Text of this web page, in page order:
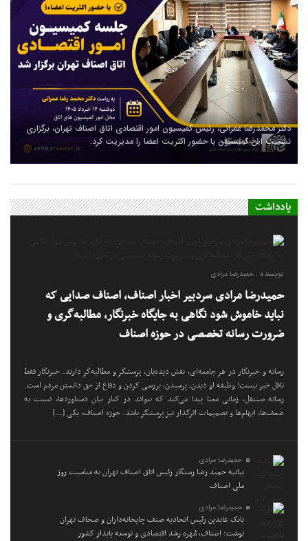
دکتر محمدرضا عمرانی، رئیس کمیسیون امور اقتصادی اتاق اصناف تهران، برگزاری
نشست این کمیسیون با حضور اکثریت اعضا را مدیریت کرد.
ثبت قیمت کالا و خدمات در سامانه ۱۲۴ الزامی است؛ عدم ثبت، پس از ۱۵ روز
تخلف محسوب می‌شود
یادداشت
نویسنده : حمیدرضا مرادی
حمیدرضا مرادی سردبیر اخبار اصناف، اصناف صدایی که
نباید خاموش شود نگاهی به جایگاه خبرنگار، مطالبه‌گری و
ضرورت رسانه تخصصی در حوزه اصناف
رسانه و خبرنگار در هر جامعه‌ای، نقش دیده‌بان، پرسشگر و مطالبه‌گر دارند. خبرنگار فقط
ناقل خبر نیست؛ وظیفه او دیدن، پرسیدن، بررسی کردن و دفاع از حق دانستن مردم است.
رسانه مستقل، زمانی معنا پیدا می‌کند که بتواند در کنار بیان دستاوردها، نسبت به
ضعف‌ها، ابهام‌ها و تصمیمات اثرگذار نیز پرسشگر باشد. حوزه اصناف، یکی […]
حمیدرضا مرادی
بیانیه حمید رضا رستگار رئیس اتاق اصناف تهران به مناسبت روز
ملی اصناف
حمیدرضا مرادی
بابک عابدین رئیس اتحادیه صنف چاپخانه‌داران و صحاف تهران
نوشت: اصناف، مُهره رشد اقتصادی و توسعه پایدار کشور